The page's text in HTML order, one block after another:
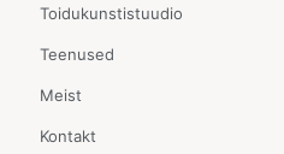
Toidukunstistuudio
Teenused
Meist
Kontakt